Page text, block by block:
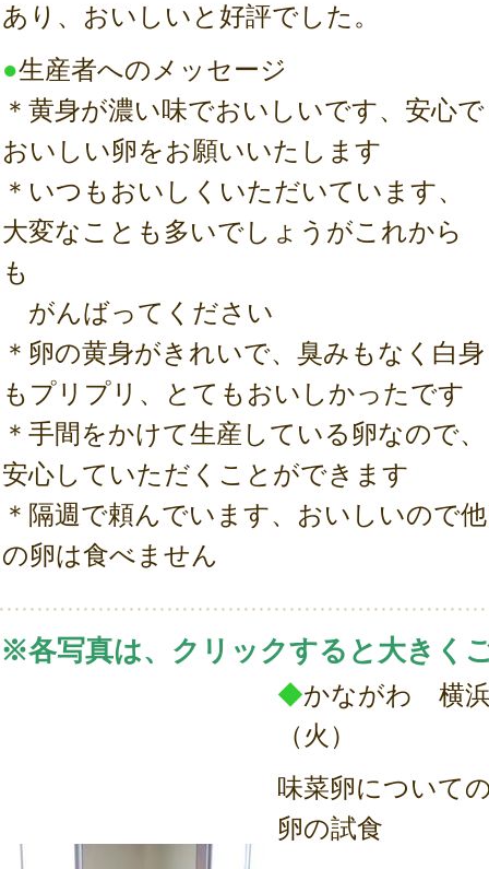
あり、おいしいと好評でした。
●生産者へのメッセージ
＊黄身が濃い味でおいしいです、安心で
おいしい卵をお願いいたします
＊いつもおいしくいただいています、
大変なことも多いでしょうがこれから
も
がんばってください
＊卵の黄身がきれいで、臭みもなく白身
もプリプリ、とてもおいしかったです
＊手間をかけて生産している卵なので、
安心していただくことができます
＊隔週で頼んでいます、おいしいので他
の卵は食べません
※各写真は、クリックすると大きく
◆かながわ 横
（火）
味菜卵について
卵の試食